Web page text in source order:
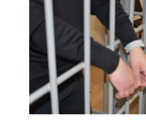
отключат воду из-за
капремонта сетей
07 августа 2026 20:32
Полиция ищет
осквернивших стелу
«Освободителям
07 августа 2026 20:12